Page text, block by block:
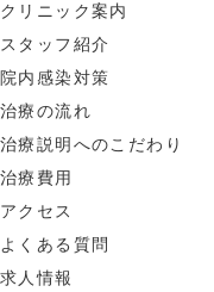
クリニック案内
スタッフ紹介
院内感染対策
治療の流れ
治療説明へのこだわり
治療費用
アクセス
よくある質問
求人情報